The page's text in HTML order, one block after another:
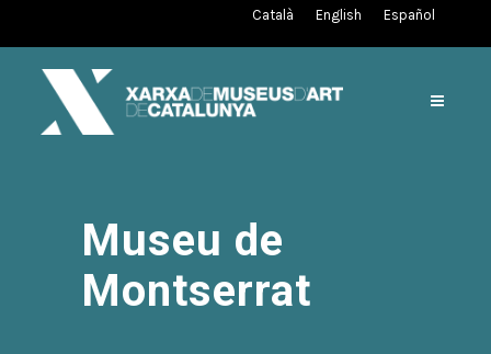
Català English Español
Museu de
Montserrat